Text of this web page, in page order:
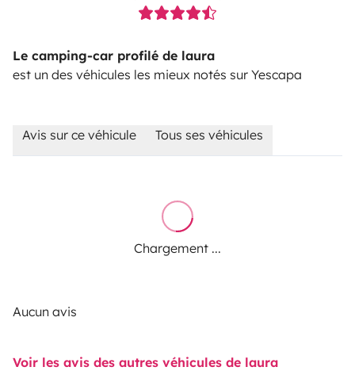
Le camping-car profilé de laura
est un des véhicules les mieux notés sur Yescapa
Avis sur ce véhicule Tous ses véhicules
Chargement ...
Aucun avis
Voir les avis des autres véhicules de laura